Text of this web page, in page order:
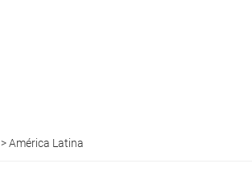
>América Latina